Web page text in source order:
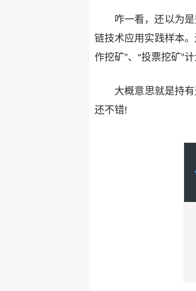
咋一看，还以为
链技术应用实践样本
作挖矿”、“投票挖矿”计
大概意思就是持
还不错!